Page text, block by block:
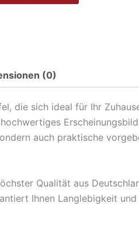
(0)
die sich ideal für Ihr
auch praktische
Qualität aus
Ihnen Langlebigkeit